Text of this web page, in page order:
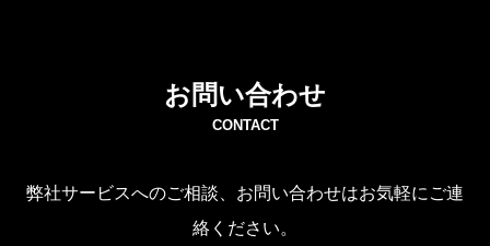
お問い合わせ
CONTACT
弊社サービスへのご相談、お問い合わせはお気軽にご連
絡ください。